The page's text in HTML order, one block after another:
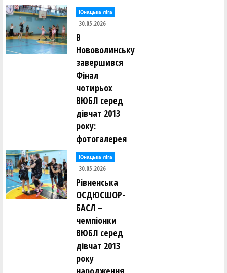
Юнацька ліга
30.05.2026
В
Нововолинську
завершився
Фінал
чотирьох
ВЮБЛ серед
дівчат 2013
року:
фотогалерея
Юнацька ліга
30.05.2026
Рівненська
ОСДЮСШОР-
БАСЛ –
чемпіонки
ВЮБЛ серед
дівчат 2013
року